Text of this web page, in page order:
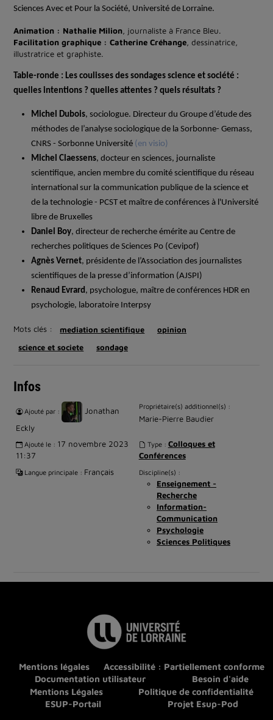
Sciences Avec et Pour la Société, Université de Lorraine.
Animation : Nathalie Milion journaliste à France Bleu.
Facilitation graphique : Catherine Créhange , dessinatrice,
illustratrice et graphiste.
Table-ronde : Les coulisses des sondages science et société :
quelles intentions ? quelles attentes ? quels résultats ?
Michel Dubois, sociologue. Directeur du Groupe d’étude des
méthodes de l’analyse sociologique de la Sorbonne- Gemass,
CNRS - Sorbonne Université (en visio)
Michel Claessens, docteur en sciences, journaliste
scientifique, ancien membre du comité scientifique du réseau
international sur la communication publique de la science et
de la technologie - PCST et maître de conférences à l'Université
libre de Bruxelles
Daniel Boy, directeur de recherche émérite au Centre de
recherches politiques de Sciences Po (Cevipof)
Agnès Vernet, présidente de l’Association des journalistes
scientifiques de la presse d’information (AJSPI)
Renaud Evrard , psychologue, maître de conférences HDR en
psychologie, laboratoire Interpsy
Mots clés : mediation scientifique
opinion
science et societe
sondage
Infos
Ajouté par :
Jonathan
Eckly
Propriétaire(s) additionnel(s) :
Marie-Pierre Baudier
Ajouté le : 17 novembre 2023
11:37
Type : Colloques et
Conférences
Langue principale : Français Discipline(s) :
Enseignement -
Recherche
Information-
Communication
Psychologie
Sciences Politiques
Mentions légales
Accessibilité : Partiellement conforme
Documentation utilisateur
Besoin d'aide
Mentions Légales
Politique de confidentialité
ESUP-Portail
Projet Esup-Pod